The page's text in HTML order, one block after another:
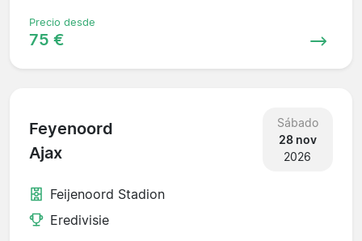
Precio desde
75 €
Feyenoord
Ajax
Sábado
28 nov
2026
Feijenoord Stadion
Eredivisie